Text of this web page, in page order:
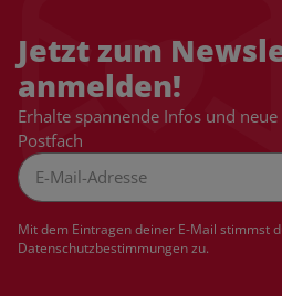
Jetzt zum
anmelden!
Erhalte spannende Infos und
Postfach
Mit dem Eintragen deiner E-Mail stimmst
Datenschutzbestimmungenzu.